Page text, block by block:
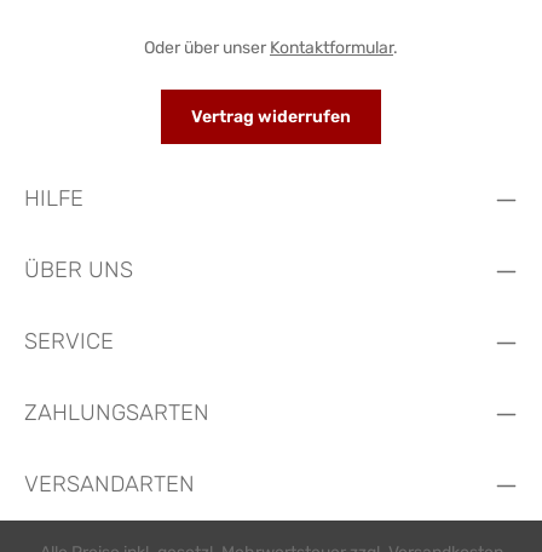
Oder über unser Kontaktformular.
Vertrag widerrufen
HILFE
ÜBER UNS
SERVICE
ZAHLUNGSARTEN
VERSANDARTEN